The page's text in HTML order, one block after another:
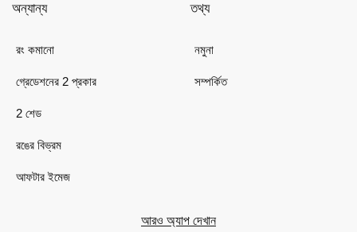
অন্যান্য
রং কমানো
গ্রেডেশনের 2 প্রকার
2 শেড
রঙের বিভ্রম
আফটার ইমেজ
তথ্য
নমুনা
সম্পর্কিত
আরও অ্যাপ দেখান